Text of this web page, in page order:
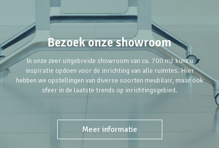
Bezoek onze showroom
In onze zeer uitgebreide showroom van ca. 700 m2 kunt u
inspiratie opdoen voor de inrichting van alle ruimtes. Hier
hebben we opstellingen van diverse soorten meubilair, maar ook
sfeer in de laatste trends op inrichtingsgebied.
Meer informatie